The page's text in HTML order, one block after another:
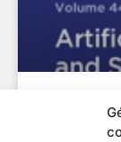
Read the new
Management